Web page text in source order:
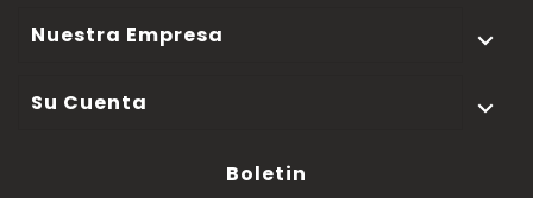
Nuestra Empresa 
Su Cuenta 
Boletin